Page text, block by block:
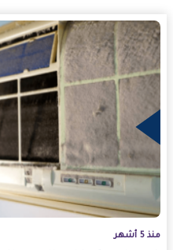
منذ 5 أشهر